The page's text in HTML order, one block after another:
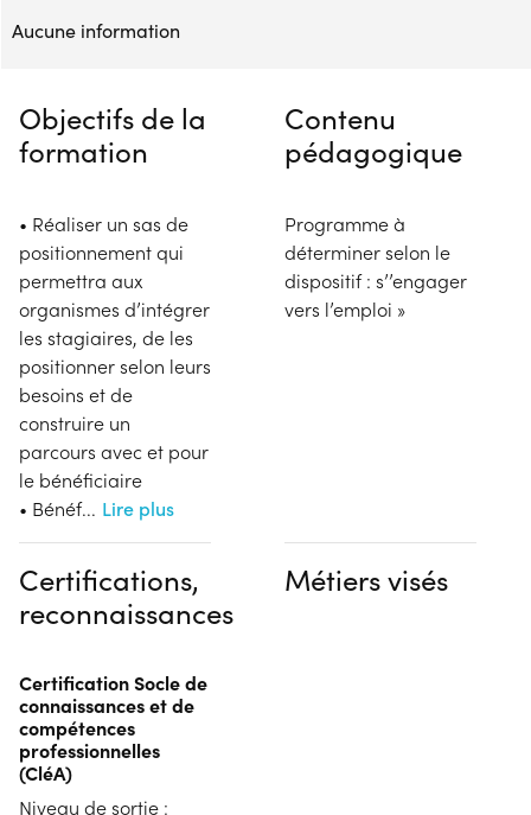
Aucune information
Objectifs de la
formation
• Réaliser un sas de
positionnement qui
permettra aux
organismes d’intégrer
les stagiaires, de les
positionner selon leurs
besoins et de
construire un
parcours avec et pour
le bénéficiaire
• Bénéf... Lire plus
Contenu
pédagogique
Programme à
déterminer selon le
dispositif : s’’engager
vers l’emploi »
Certifications,
reconnaissances
Certification Socle de
connaissances et de
compétences
professionnelles
(CléA)
Niveau de sortie :
Métiers visés